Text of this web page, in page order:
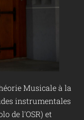
Musicale à la
instrumentales
de l'OSR) et